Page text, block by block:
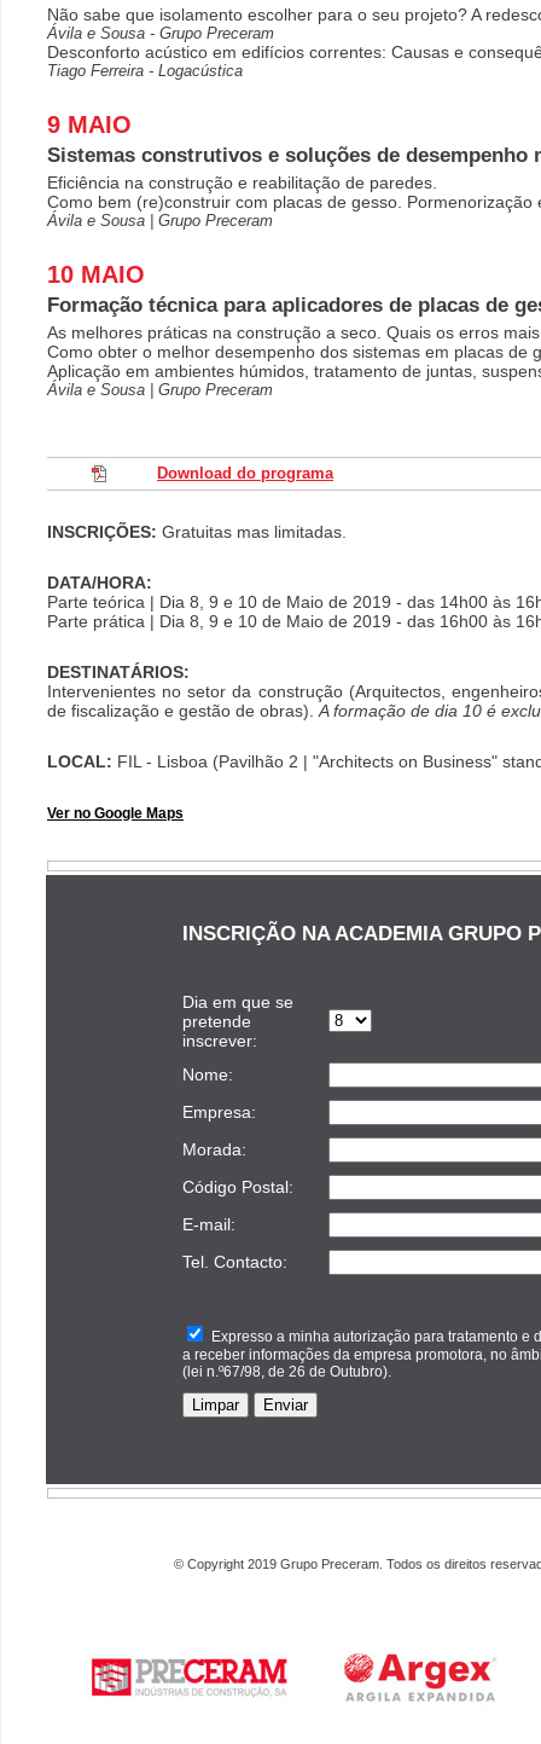
Não sabe que isolamento escolher para o seu projeto? A
Ávila e Sousa - Grupo Preceram
Desconforto acústico em edifícios correntes: Causas e
Tiago Ferreira - Logacústica
9 MAIO
Sistemas construtivos e soluções de desempenho
Eficiência na construção e reabilitação de paredes.
Como bem (re)construir com placas de gesso.
Ávila e Sousa | Grupo Preceram
10 MAIO
Formação técnica para aplicadores de placas de
As melhores práticas na construção a seco. Quais os erros
Como obter o melhor desempenho dos sistemas em placas de
Aplicação em ambientes húmidos, tratamento de juntas,
Ávila e Sousa | Grupo Preceram
Download do programa
INSCRIÇÕES: Gratuitas mas limitadas.
DATA/HORA:
Parte teórica | Dia 8, 9 e 10 de Maio de 2019 - das 14h00 às
Parte prática | Dia 8, 9 e 10 de Maio de 2019 - das 16h00 às
DESTINATÁRIOS:
Intervenientes no setor da construção (Arquitectos,
de fiscalização e gestão de obras). A formação de dia 10 é
LOCAL: FIL - Lisboa (Pavilhão 2 | "Architects on Business"
Ver no Google Maps
INSCRIÇÃO NA ACADEMIA GRUPO
Dia em que se
pretende
inscrever:
Nome:
Empresa:
Morada:
Código Postal:
E-mail:
Tel. Contacto:
Expresso a minha autorização para tratamento
a receber informações da empresa promotora, no
(lei n.º67/98, de 26 de Outubro).
© Copyright 2019 Grupo Preceram. Todos os direitos